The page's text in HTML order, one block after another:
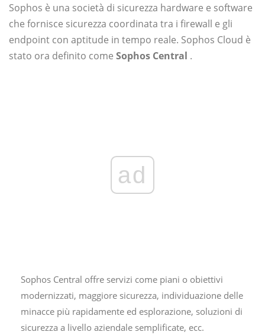
Sophos è una società di sicurezza hardware e software
che fornisce sicurezza coordinata tra i firewall e gli
endpoint con aptitude in tempo reale. Sophos Cloud è
stato ora definito come Sophos Central .
ad
Sophos Central offre servizi come piani o obiettivi
modernizzati, maggiore sicurezza, individuazione delle
minacce più rapidamente ed esplorazione, soluzioni di
sicurezza a livello aziendale semplificate, ecc.